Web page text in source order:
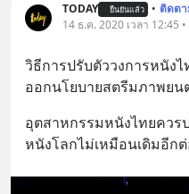
TODAY ยืนยันแล้ว • ติดต
14 ธ.ค. 2020 เวลา 12:45
วิธีการปรับตัววงการหนังไ
ออกนโยบายสตรีมภาพยน
อุตสาหกรรมหนังไทยควร
หนังโลกไม่เหมือนเดิมอีก